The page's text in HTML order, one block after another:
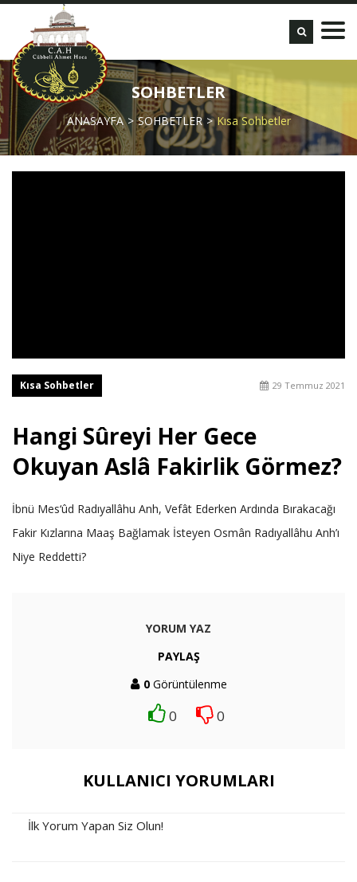
SOHBETLER
ANASAYFA SOHBETLER Kısa Sohbetler
Kısa Sohbetler 29 Temmuz 2021
Hangi Sûreyi Her Gece
Okuyan Aslâ Fakirlik Görmez?
İbnü Mes‘ûd Radıyallâhu Anh, Vefât Ederken Ardında Bırakacağı
Fakir Kızlarına Maaş Bağlamak İsteyen Osmân Radıyallâhu Anh’ı
Niye Reddetti?
YORUM YAZ
PAYLAŞ
0Görüntülenme
0 0
KULLANICI YORUMLARI
İlk Yorum Yapan Siz Olun!